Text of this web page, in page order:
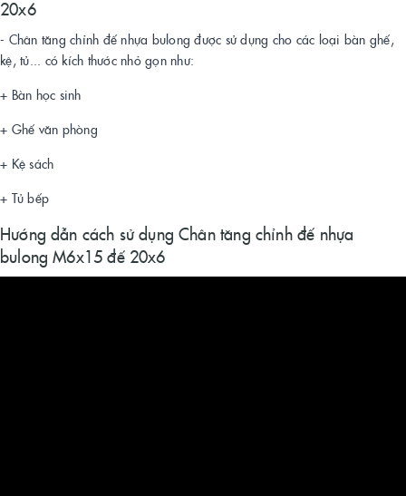
20x6
- Chân tăng chỉnh đế nhựa bulong được sử dụng cho các loại bàn ghế,
kệ, tủ... có kích thước nhỏ gọn như:
+ Bàn học sinh
+ Ghế văn phòng
+ Kệ sách
+ Tủ bếp
Hướng dẫn cách sử dụng Chân tăng chỉnh đế nhựa
bulong M6x15 đế 20x6